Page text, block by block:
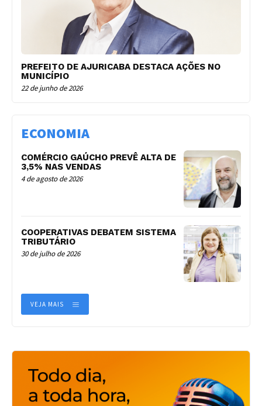
PREFEITO DE AJURICABA DESTACA AÇÕES NO
MUNICÍPIO
22 de junho de 2026
ECONOMIA
COMÉRCIO GAÚCHO PREVÊ ALTA DE
3,5% NAS VENDAS
4 de agosto de 2026
COOPERATIVAS DEBATEM SISTEMA
TRIBUTÁRIO
30 de julho de 2026
VEJA MAIS